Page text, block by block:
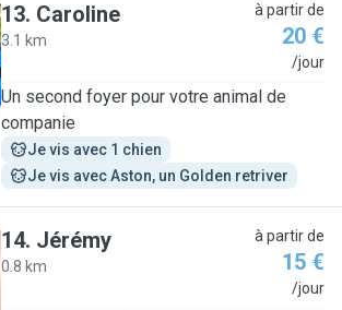
13. Caroline
3.1 km
à partir de
20 €
/jour
Un second foyer pour votre animal de
companie
Je vis avec 1 chien
Je vis avec Aston, un Golden retriver
14. Jérémy
0.8 km
à partir de
15 €
/jour